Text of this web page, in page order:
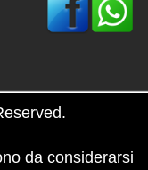
da considerarsi